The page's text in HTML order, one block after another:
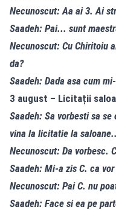
Necunoscut: Aa ai 3. Ai
Saadeh: Pai... sunt
Necunoscut: Cu Chiritoiu
da?
Saadeh: Dada asa cum
3 august – Licitații
Saadeh: Sa vorbesti sa
vina la licitatie la
Necunoscut: Da vorbesc.
Saadeh: Mi-a zis C. ca
Necunoscut: Pai C. nu
Saadeh: Face si ea pe